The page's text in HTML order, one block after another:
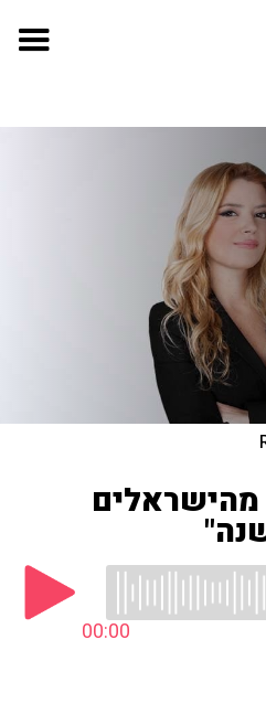
מהישראלים
00:00